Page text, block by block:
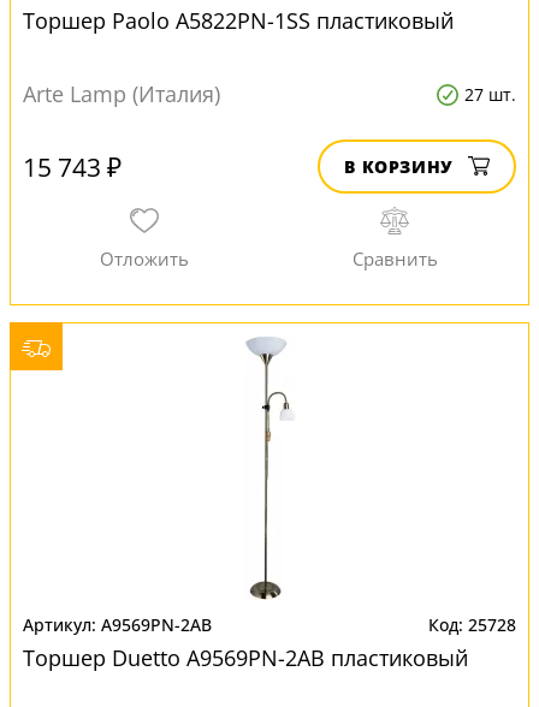
Торшер Paolo A5822PN-1SS пластиковый
Arte Lamp (Италия) 27 шт.
15 743 ₽ В КОРЗИНУ
A9569PN-2AB 25728
Торшер Duetto A9569PN-2AB пластиковый